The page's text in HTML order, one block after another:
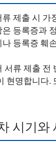
제출 시 가
은 등록증과
나 등록증 훼
서류 제출 전
현명합니다.
시기와